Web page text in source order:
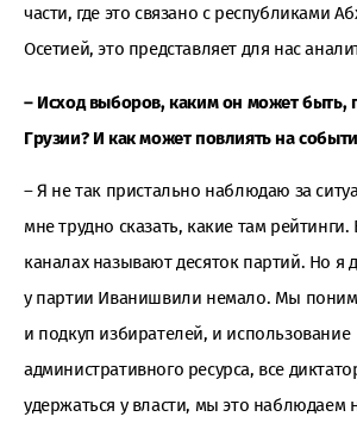
части, где это связано с республиками
Осетией, это представляет для нас
– Исход выборов, каким он может быть,
Грузии? И как может повлиять на
– Я не так пристально наблюдаю за
мне трудно сказать, какие там рейтинги.
каналах называют десяток партий. Но я
у партии Иванишвили немало. Мы
и подкуп избирателей, и использование
административного ресурса, все
удержаться у власти, мы это наблюдаем